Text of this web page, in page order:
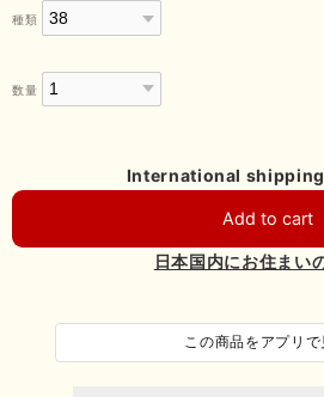
種類
数量
International
Add to cart
日本国内にお住まい
この商品をアプリで